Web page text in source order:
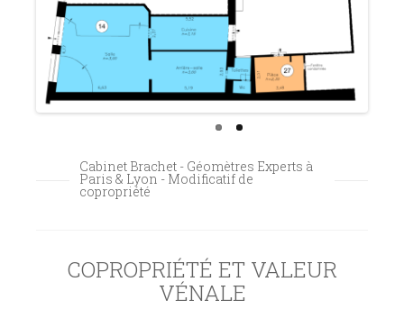
Cabinet Brachet - Géomètres Experts à
Paris & Lyon - Modificatif de
copropriété
COPROPRIÉTÉ ET VALEUR
VÉNALE